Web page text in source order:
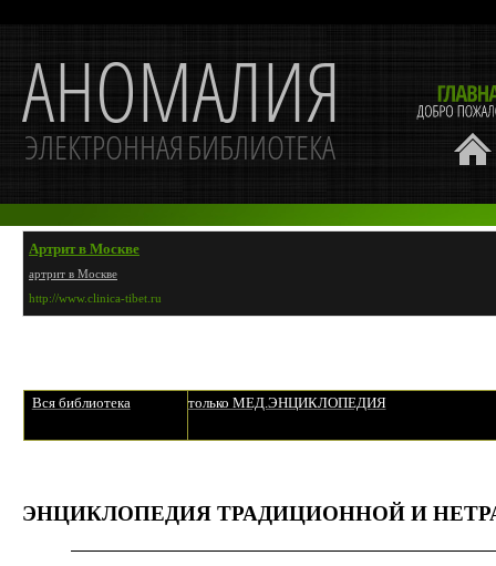
Артрит в Москве
артрит в Москве
http://www.clinica-tibet.ru
Вся библиотека только МЕД.ЭНЦИКЛОПЕДИЯ
ЭНЦИКЛОПЕДИЯ ТРАДИЦИОННОЙ И